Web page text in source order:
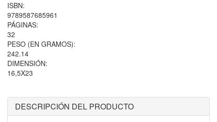
ISBN:
9789587685961
PÁGINAS:
32
PESO (EN GRAMOS):
242.14
DIMENSIÓN:
16,5X23
DESCRIPCIÓN DEL PRODUCTO